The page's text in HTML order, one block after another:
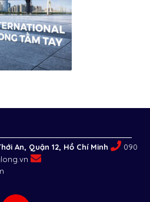
An, Quận 12, Hồ Chí Minh
090